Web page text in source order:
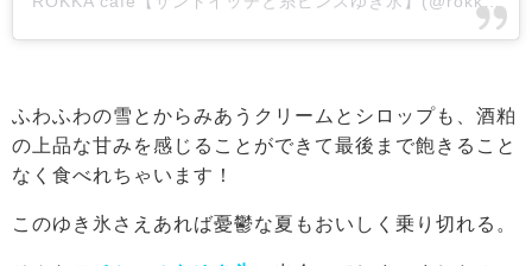
ふわふわの雪とからみあうクリームとシロップも、酒粕
の上品な甘みを感じることができて最後まで飽きること
なく食べれちゃいます！
このゆき氷さえあれば憂鬱な夏もおいしく乗り切れる。